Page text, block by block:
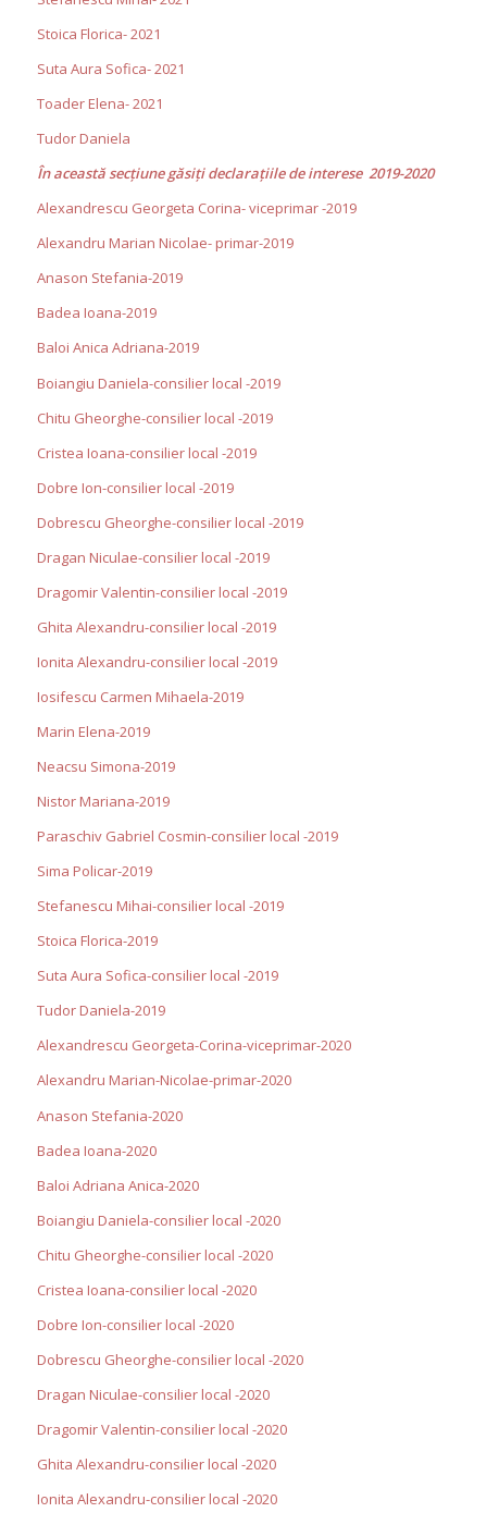
Stoica Florica- 2021
Suta Aura Sofica- 2021
Toader Elena- 2021
Tudor Daniela
În această secţiune găsiţi declaraţiile de interese 2019-2020
Alexandrescu Georgeta Corina- viceprimar -2019
Alexandru Marian Nicolae- primar-2019
Anason Stefania-2019
Badea Ioana-2019
Baloi Anica Adriana-2019
Boiangiu Daniela-consilier local -2019
Chitu Gheorghe-consilier local -2019
Cristea Ioana-consilier local -2019
Dobre Ion-consilier local -2019
Dobrescu Gheorghe-consilier local -2019
Dragan Niculae-consilier local -2019
Dragomir Valentin-consilier local -2019
Ghita Alexandru-consilier local -2019
Ionita Alexandru-consilier local -2019
Iosifescu Carmen Mihaela-2019
Marin Elena-2019
Neacsu Simona-2019
Nistor Mariana-2019
Paraschiv Gabriel Cosmin-consilier local -2019
Sima Policar-2019
Stefanescu Mihai-consilier local -2019
Stoica Florica-2019
Suta Aura Sofica-consilier local -2019
Tudor Daniela-2019
Alexandrescu Georgeta-Corina-viceprimar-2020
Alexandru Marian-Nicolae-primar-2020
Anason Stefania-2020
Badea Ioana-2020
Baloi Adriana Anica-2020
Boiangiu Daniela-consilier local -2020
Chitu Gheorghe-consilier local -2020
Cristea Ioana-consilier local -2020
Dobre Ion-consilier local -2020
Dobrescu Gheorghe-consilier local -2020
Dragan Niculae-consilier local -2020
Dragomir Valentin-consilier local -2020
Ghita Alexandru-consilier local -2020
Ionita Alexandru-consilier local -2020